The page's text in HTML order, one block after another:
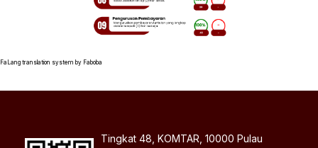
FaLang translation system by Faboba
Tingkat 48, KOMTAR, 10000 Pulau